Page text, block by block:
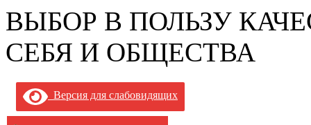
ВЫБОР В ПОЛЬЗУ
СЕБЯ И ОБЩЕСТВА
Версия для слабовидящих